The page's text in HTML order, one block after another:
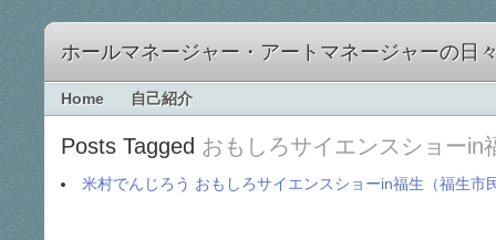
ホールマネージャー・アートマネージャーの日
Home 自己紹介
Posts Tagged おもしろサイエンスショーin
米村でんじろう おもしろサイエンスショーin福生（福生市